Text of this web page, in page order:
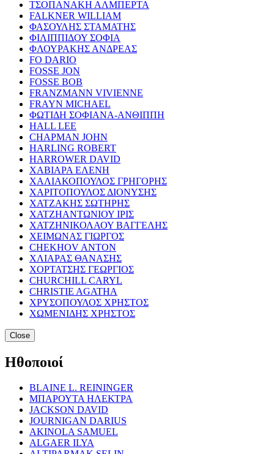
ΤΣΟΠΑΝΑΚΗ ΑΛΜΠΕΡΤΑ
FALKNER WILLIAM
ΦΑΣΟΥΛΗΣ ΣΤΑΜΑΤΗΣ
ΦΙΛΙΠΠΙΔΟΥ ΣΟΦΙΑ
ΦΛΟΥΡΑΚΗΣ ΑΝΔΡΕΑΣ
FO DARIO
FOSSE JON
FOSSE BOB
FRANZMANN VIVIENNE
FRAYN MICHAEL
ΦΩΤΙΔΗ ΣΟΦΙΑΝΑ-ΑΝΘΙΠΠΗ
HALL LEE
CHAPMAN JOHN
HARLING ROBERT
HARROWER DAVID
ΧΑΒΙΑΡΑ ΕΛΕΝΗ
ΧΑΛΙΑΚΟΠΟΥΛΟΣ ΓΡΗΓΟΡΗΣ
ΧΑΡΙΤΟΠΟΥΛΟΣ ΔΙΟΝΥΣΗΣ
ΧΑΤΖΑΚΗΣ ΣΩΤΗΡΗΣ
ΧΑΤΖΗΑΝΤΩΝΙΟΥ ΙΡΙΣ
ΧΑΤΖΗΝΙΚΟΛΑΟΥ ΒΑΓΓΕΛΗΣ
ΧΕΙΜΩΝΑΣ ΓΙΩΡΓΟΣ
CHEKHOV ANTON
ΧΛΙΑΡΑΣ ΘΑΝΑΣΗΣ
ΧΟΡΤΑΤΣΗΣ ΓΕΩΡΓΙΟΣ
CHURCHILL CARYL
CHRISTIE AGATHA
ΧΡΥΣΟΠΟΥΛΟΣ ΧΡΗΣΤΟΣ
ΧΩΜΕΝΙΔΗΣ ΧΡΗΣΤΟΣ
Close
Ηθοποιοί
BLAINE L. REININGER
ΜΠΑΡΟΥΤΑ ΗΛΕΚΤΡΑ
JACKSON DAVID
JOURNIGAN DARIUS
AKINOLA SAMUEL
ALGAER ILYA